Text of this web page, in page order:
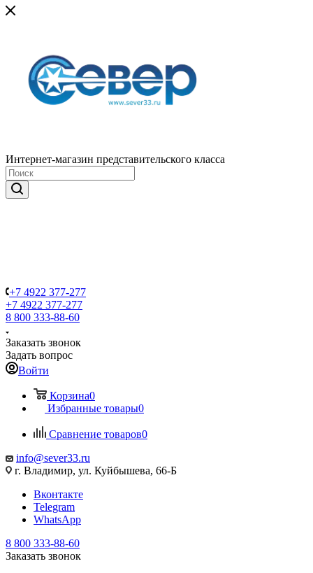
Интернет-магазин представительского класса
+7 4922 377-277
+7 4922 377-277
8 800 333-88-60
Заказать звонок
Задать вопрос
Войти
Корзина0
Избранные товары0
Сравнение товаров0
info@sever33.ru
г. Владимир, ул. Куйбышева, 66-Б
Вконтакте
Telegram
WhatsApp
8 800 333-88-60
Заказать звонок